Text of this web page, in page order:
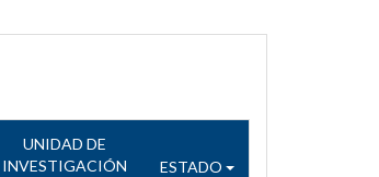
UNIDAD DE
INVESTIGACIÓN
ESTADO